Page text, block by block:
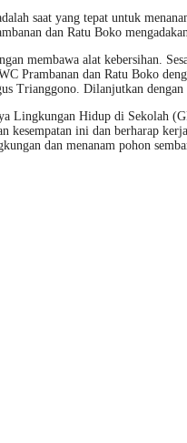
saat yang tepat untuk
dan Ratu Boko
membawa alat kebersihan.
Prambanan dan Ratu Boko
Trianggono. Dilanjutkan dengan
Lingkungan Hidup di
ini dan berharap
dan menanam pohon